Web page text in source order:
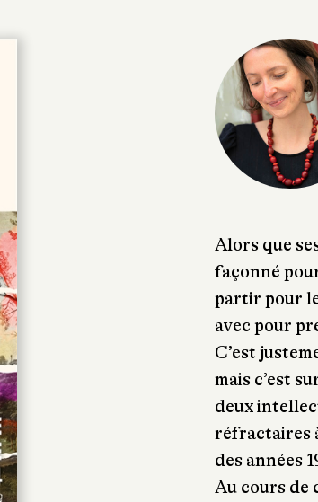
Alors que
façonné
partir pour
avec pour
C’est
mais c’est
deux
réfractaires
des années
Au cours de